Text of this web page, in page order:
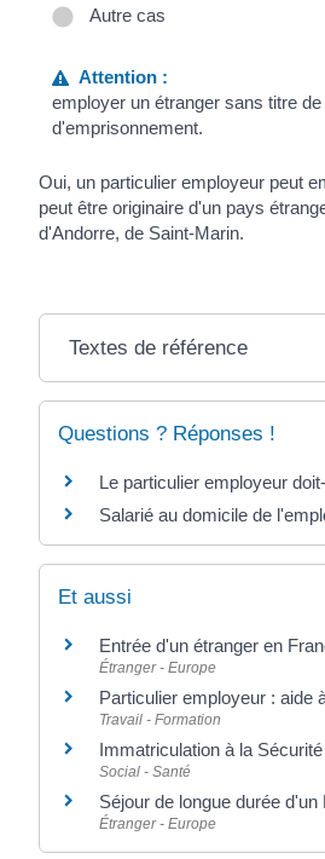
Autre cas
Attention :
employer un étranger sans titre
d'emprisonnement.
Oui, un particulier employeur peut
peut être originaire d'un pays
d'Andorre, de Saint-Marin.
Textes de référence
Questions ? Réponses !
Le particulier employeur
Salarié au domicile de
Et aussi
Entrée d'un étranger en
Étranger - Europe
Particulier employeur : aide
Travail - Formation
Immatriculation à la
Social - Santé
Séjour de longue durée
Étranger - Europe